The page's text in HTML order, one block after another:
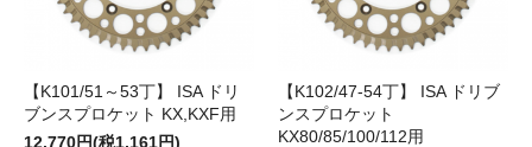
【K101/51～53丁】 ISA ドリ
ブンスプロケット KX,KXF用
12,770円(税1,161円)
【K102/47-54丁】 ISA ドリブ
ンスプロケット
KX80/85/100/112用